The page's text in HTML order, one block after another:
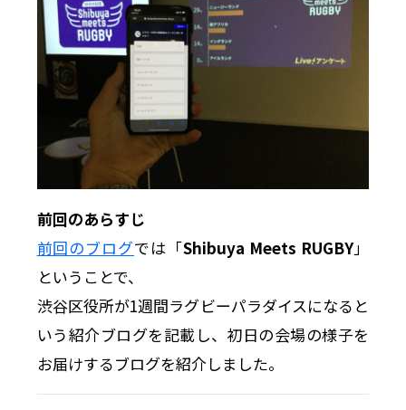
前回のあらすじ
前回のブログでは「Shibuya Meets RUGBY」
ということで、
渋谷区役所が1週間ラグビーパラダイスになると
いう紹介ブログを記載し、初日の会場の様子を
お届けするブログを紹介しました。